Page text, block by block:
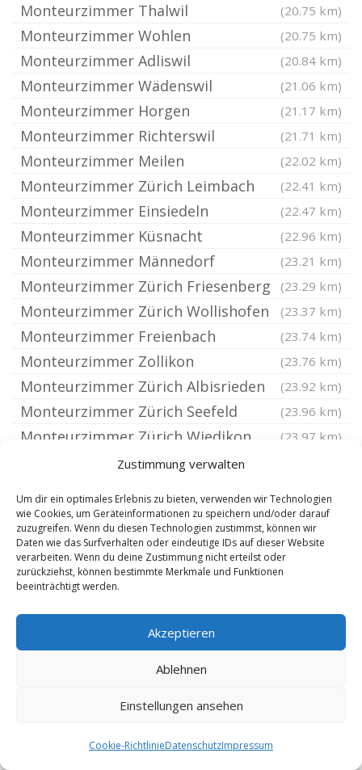
Zustimmung verwalten
Um dir ein optimales Erlebnis zu bieten, verwenden wir Technologien
wie Cookies, um Geräteinformationen zu speichern und/oder darauf
zuzugreifen. Wenn du diesen Technologien zustimmst, können wir
Daten wie das Surfverhalten oder eindeutige IDs auf dieser Website
verarbeiten. Wenn du deine Zustimmung nicht erteilst oder
zurückziehst, können bestimmte Merkmale und Funktionen
beeinträchtigt werden.
Akzeptieren
Ablehnen
Einstellungen ansehen
Cookie-RichtlinieDatenschutzImpressum
Monteurzimmer Thalwil (20.75 km)
Monteurzimmer Wohlen (20.75 km)
Monteurzimmer Adliswil (20.84 km)
Monteurzimmer Wädenswil (21.06 km)
Monteurzimmer Horgen (21.17 km)
Monteurzimmer Richterswil (21.71 km)
Monteurzimmer Meilen (22.02 km)
Monteurzimmer Zürich Leimbach (22.41 km)
Monteurzimmer Einsiedeln (22.47 km)
Monteurzimmer Küsnacht (22.96 km)
Monteurzimmer Männedorf (23.21 km)
Monteurzimmer Zürich Friesenberg (23.29 km)
Monteurzimmer Zürich Wollishofen (23.37 km)
Monteurzimmer Freienbach (23.74 km)
Monteurzimmer Zollikon (23.76 km)
Monteurzimmer Zürich Albisrieden (23.92 km)
Monteurzimmer Zürich Seefeld (23.96 km)
Monteurzimmer Zürich Wiedikon (23.97 km)
Monteurzimmer Zürich Enge
Monteurzimmer Zürich Riesbach (24.14 km)
Monteurzimmer Zürich Weinegg (24.33 km)
Monteurzimmer Zürich Sihlfeld (24.34 km)
Monteurzimmer Zürich Hirslanden
Monteurzimmer Pfäffikon (24.55 km)
Monteurzimmer Zürich Mühlebach
Monteurzimmer Zürich Aussersihl
Monteurzimmer Zofingen
Monteurzimmer Zürich Hottingen